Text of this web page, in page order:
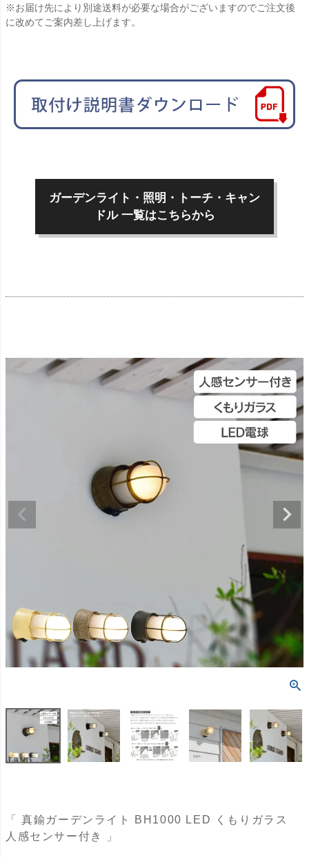
※お届け先により別途送料が必要な場合がございますのでご注文後
に改めてご案内差し上げます。
ガーデンライト・照明・トーチ・キャン
ドル 一覧はこちらから
「 真鍮ガーデンライト BH1000 LED くもりガラス
人感センサー付き 」